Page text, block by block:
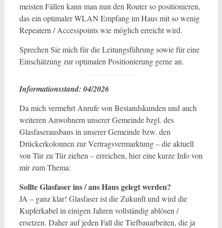
meisten Fällen kann man nun den Router so positionieren,
das ein optimaler WLAN Empfang im Haus mit so wenig
Repeatern / Accesspoints wie möglich erreicht wird.
Sprechen Sie mich für die Leitungsführung sowie für eine
Einschätzung zur optimalen Positionierung gerne an.
Informationsstand: 04/2026
Da mich vermehrt Anrufe von Bestandskunden und auch
weiteren Anwohnern unserer Gemeinde bzgl. des
Glasfaserausbaus in unserer Gemeinde bzw. den
Drückerkolonnen zur Vertragsvermarktung – die aktuell
von Tür zu Tür ziehen – erreichen, hier eine kurze Info von
mir zum Thema:
Sollte Glasfaser ins / ans Haus gelegt werden?
JA – ganz klar! Glasfaser ist die Zukunft und wird die
Kupferkabel in einigen Jahren vollständig ablösen /
ersetzen. Daher auf jeden Fall die Tiefbauarbeiten, die ja